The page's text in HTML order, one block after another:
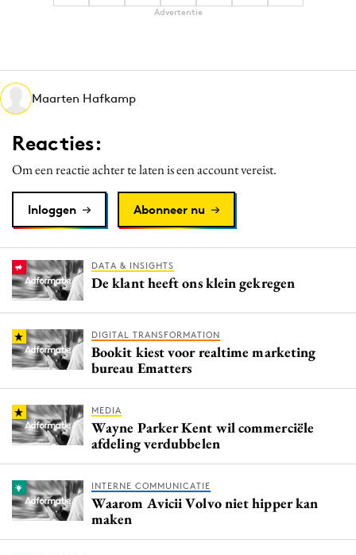
Martech
Media
Merkstrategie
Purpose Marketing
Reputatie & crisis
Advertentie
Maarten Hafkamp
Reacties:
Om een reactie achter te laten is een account vereist.
Inloggen Abonneer nu
DATA & INSIGHTS
De klant heeft ons klein gekregen
DIGITAL TRANSFORMATION
Bookit kiest voor realtime marketing
bureau Ematters
MEDIA
Wayne Parker Kent wil commerciële
afdeling verdubbelen
INTERNE COMMUNICATIE
Waarom Avicii Volvo niet hipper kan
maken